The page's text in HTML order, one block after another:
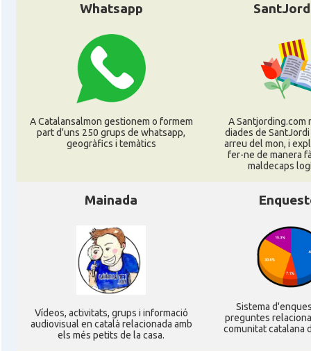
CAMON CATALANS A TÜBINGEN
Associació Catalana d'Essen E.V. /
Casal Associació Catalana d'Hamburg "El
Casal Català de Frankfurt
Casal Català de Stuttgart, Stuttcat
Catalanets E.V.
Casal Centre Català de Munic
Whatsapp
A Catalansalmon gestionem o formem
part d'uns 250 grups de whatsapp,
geogràfics i temàtics
A Santjording.com
diades de
arreu del mon, i
fer-ne de manera
maldecaps
Mainada
Ví­deos, activitats, grups i informació
audiovisual en català relacionada amb
els més petits de la casa.
Sistema
preguntes
comunitat catalana